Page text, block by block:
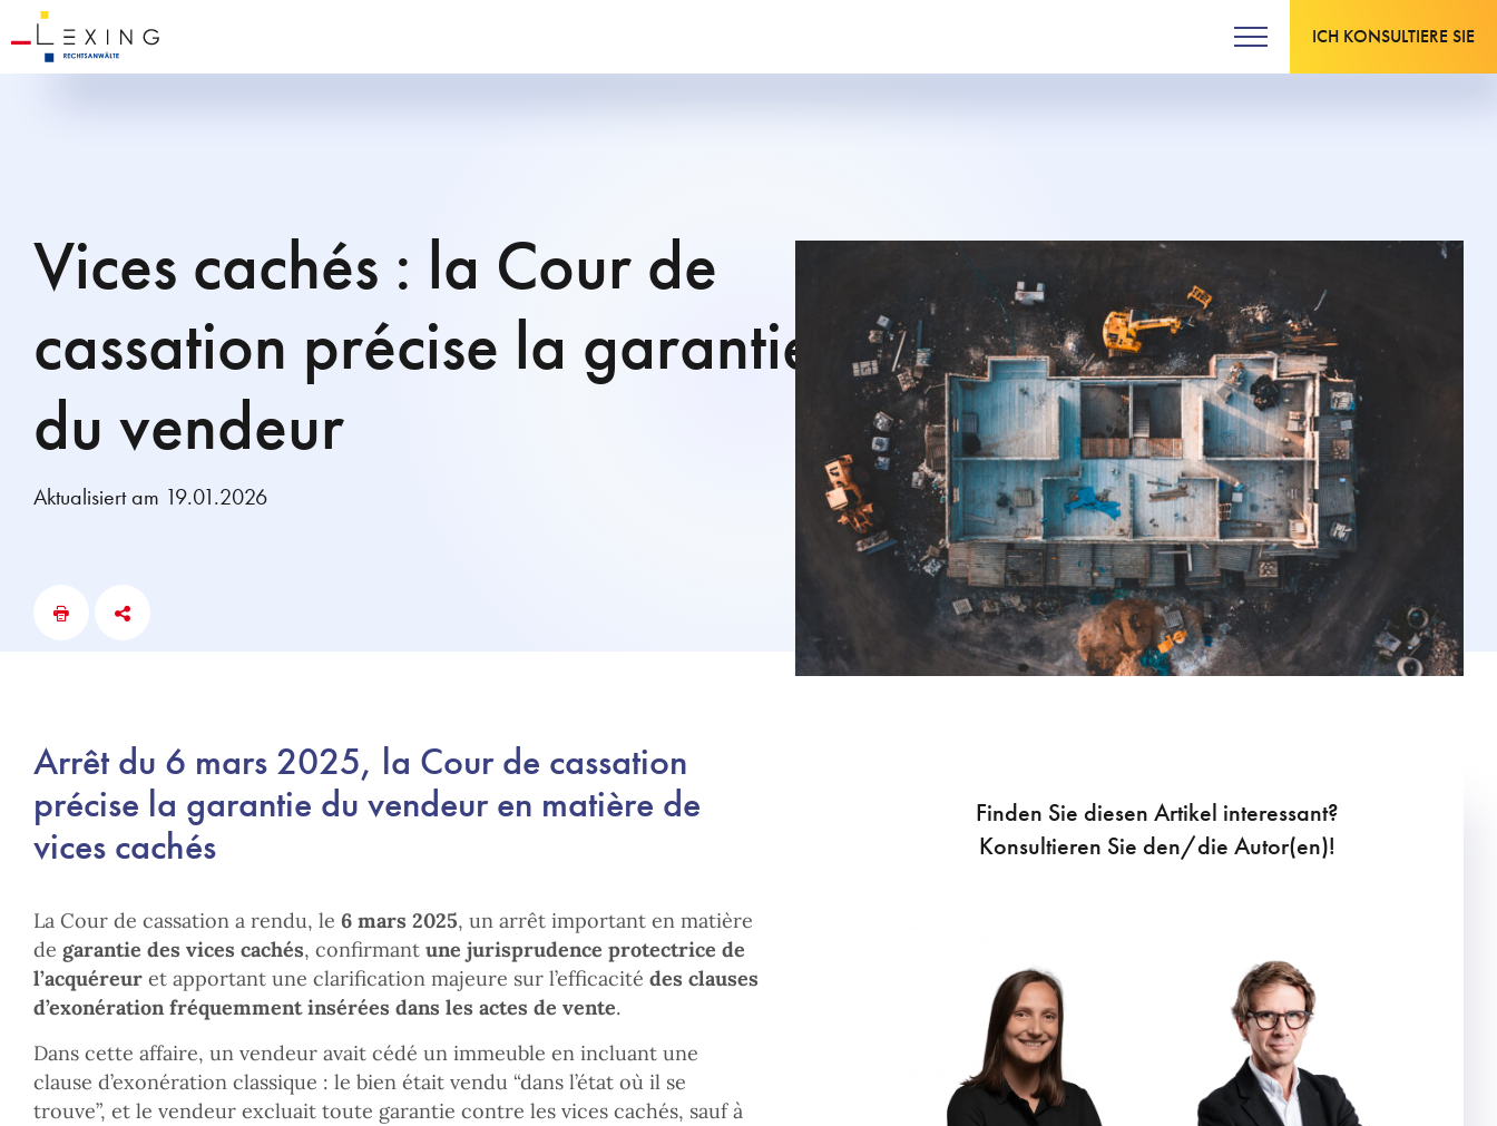
ICH KONSULTIERE SIE
Vices cachés : la Cour de
cassation précise la garantie
du vendeur
Aktualisiert am 19.01.2026
Arrêt du 6 mars 2025, la Cour de cassation
précise la garantie du vendeur en matière de
vices cachés
La Cour de cassation a rendu, le 6 mars 2025, un arrêt important en matière
de garantie des vices cachés, confirmant une jurisprudence protectrice de
l’acquéreur et apportant une clarification majeure sur l’efficacité des clauses
d’exonération fréquemment insérées dans les actes de vente.
Dans cette affaire, un vendeur avait cédé un immeuble en incluant une
clause d’exonération classique : le bien était vendu “dans l’état où il se
trouve”, et le vendeur excluait toute garantie contre les vices cachés, sauf à
Finden Sie diesen Artikel interessant?
Konsultieren Sie den/die Autor(en)!